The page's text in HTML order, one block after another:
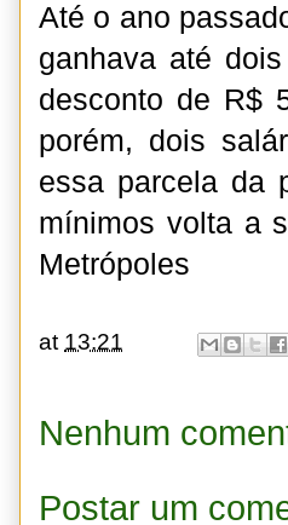
Até o ano
ganhava até
desconto de R$
porém, dois
essa parcela da
mínimos volta a
Metrópoles
at 13:21
Nenhum
Postar um